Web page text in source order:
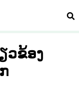
ຄົ້
ວຂ້ອງ